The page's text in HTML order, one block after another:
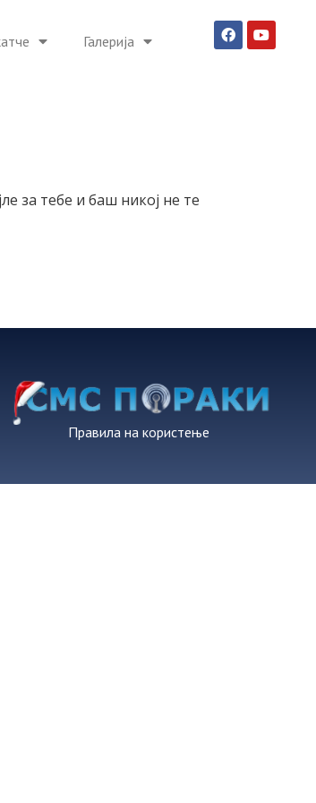
Галерија
за тебе и баш никој не те
Правила на користење